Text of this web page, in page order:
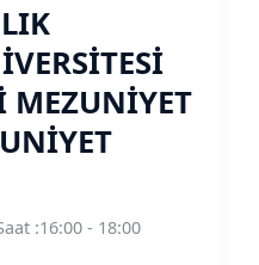
MEZUNİYET
:16:00 - 18:00